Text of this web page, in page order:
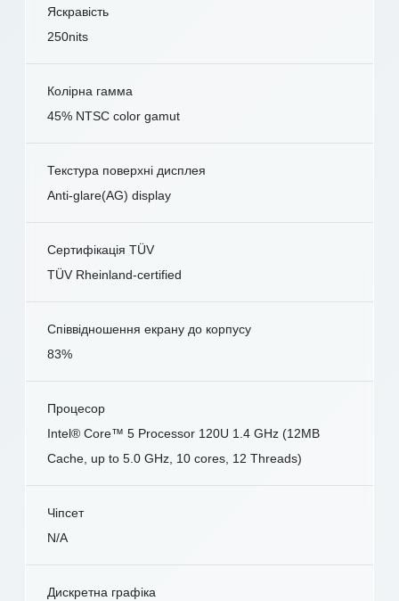
Яскравість
250nits
Колірна гамма
45% NTSC color gamut
Текстура поверхні дисплея
Anti-glare(AG) display
Сертифікація TÜV
TÜV Rheinland-certified
Співвідношення екрану до корпусу
83%
Процесор
Intel® Core™ 5 Processor 120U 1.4 GHz (12MB
Cache, up to 5.0 GHz, 10 cores, 12 Threads)
Чіпсет
N/A
Дискретна графіка